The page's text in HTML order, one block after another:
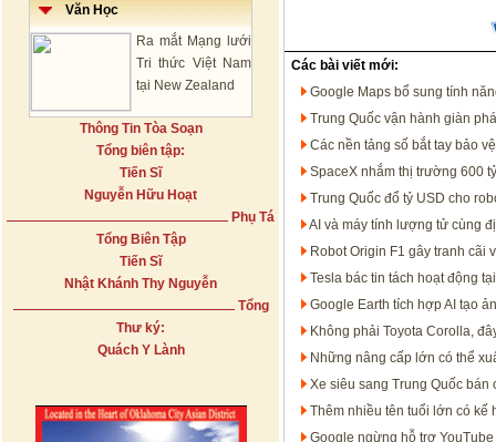
Văn Học
Ra mắt Mạng lưới
Tri thức Việt Nam
tại New Zealand
Thông Tin Tòa Soạn
Tổng biên tập:
Tiến Sĩ
Nguyễn Hữu Hoạt
Phụ Tá
Tổng Biên Tập
Tiến Sĩ
Nhật Khánh Thy Nguyễn
Tổng
Thư ký:
Quách Y Lành
Các bài viết mới:
Google Maps bổ sung tính
Trung Quốc vận hành giàn
Các nền tảng số bắt tay bảo
SpaceX nhắm thị trường 600
Trung Quốc đổ tỷ USD cho
AI và máy tính lượng tử cùng
Robot Origin F1 gây tranh cãi
Tesla bác tin tách hoạt động
Google Earth tích hợp AI tạo
Không phải Toyota Corolla,
Những nâng cấp lớn có thể
Xe siêu sang Trung Quốc
Thêm nhiều tên tuổi lớn có kế
Google ngừng hỗ trợ